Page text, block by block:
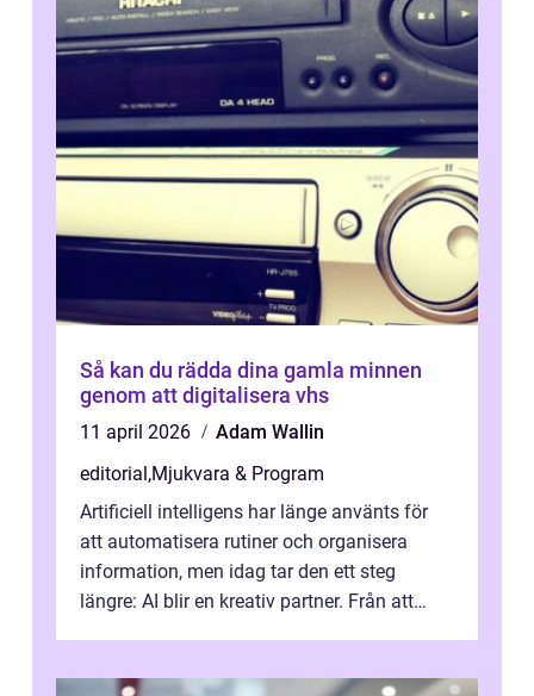
Så kan du rädda dina gamla minnen
genom att digitalisera vhs
11 april 2026
Adam Wallin
editorial ,Mjukvara & Program
Artificiell intelligens har länge använts för
att automatisera rutiner och organisera
information, men idag tar den ett steg
längre: AI blir en kreativ partner. Från att